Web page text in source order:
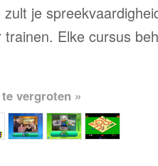
je
Elke cursus
vergroten »